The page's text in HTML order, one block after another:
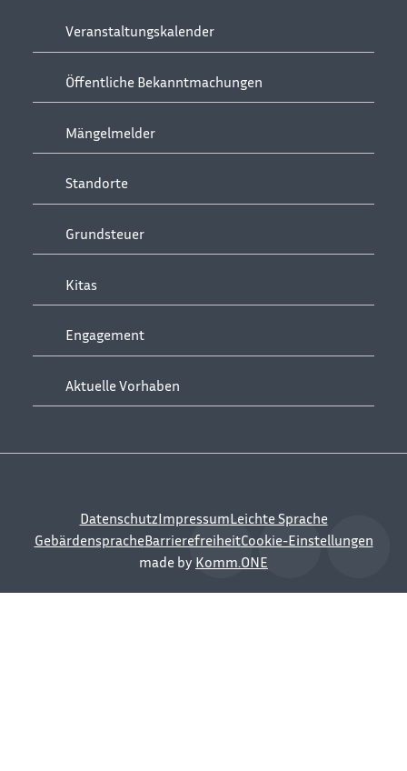
Veranstaltungskalender
Öffentliche Bekanntmachungen
Mängelmelder
Standorte
Grundsteuer
Kitas
Engagement
Aktuelle Vorhaben
DatenschutzImpressumLeichte Sprache
GebärdenspracheBarrierefreiheitCookie-Einstellungen
made by Komm.ONE